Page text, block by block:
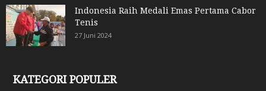
Indonesia Raih Medali Emas Pertama Cabor
Tenis
27 Juni 2024
KATEGORI POPULER